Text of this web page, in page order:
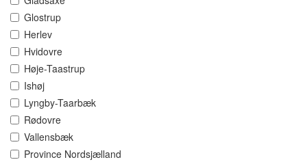
Glostrup
Herlev
Hvidovre
Høje-Taastrup
Ishøj
Lyngby-Taarbæk
Rødovre
Vallensbæk
Province Nordsjælland